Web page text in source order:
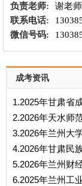
负责老师:
谢老师
联系电话:
微信号码:
成考资讯
1.2025年甘肃省
2.2026年天水师
3.2026年兰州大
4.2026年甘肃民
5.2026年兰州财
6.2025年兰州工